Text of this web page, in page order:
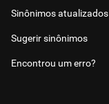
Sinônimos atualizados
Sugerir sinônimos
Encontrou um erro?